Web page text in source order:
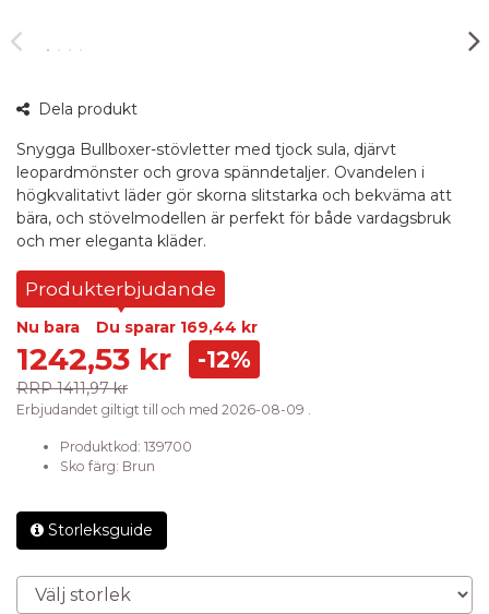
bild
Dela produkt
Snygga Bullboxer-stövletter med tjock sula, djärvt
leopardmönster och grova spänndetaljer. Ovandelen i
högkvalitativt läder gör skorna slitstarka och bekväma att
bära, och stövelmodellen är perfekt för både vardagsbruk
och mer eleganta kläder.
Produkterbjudande
Nu bara Du sparar 169,44 kr
1242,53 kr
RRP 1411,97 kr
-12%
Erbjudandet giltigt till och med 2026-08-09 .
Produktkod: 139700
Sko färg: Brun
Storleksguide
Välj storlek